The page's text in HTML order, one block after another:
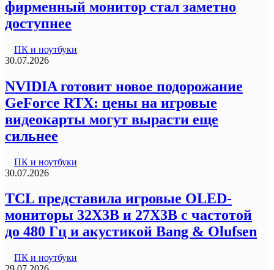
фирменный монитор стал заметно
доступнее
ПК и ноутбуки
30.07.2026
NVIDIA готовит новое подорожание
GeForce RTX: цены на игровые
видеокарты могут вырасти еще
сильнее
ПК и ноутбуки
30.07.2026
TCL представила игровые OLED-
мониторы 32X3B и 27X3B с частотой
до 480 Гц и акустикой Bang & Olufsen
ПК и ноутбуки